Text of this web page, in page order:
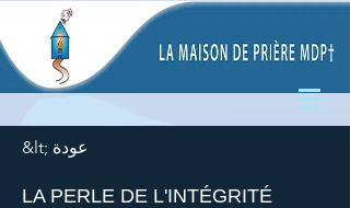
&lt; عودة
LA PERLE DE L'INTÉGRITÉ